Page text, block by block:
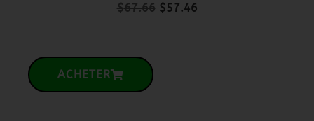
$67.66 $57.46
ACHETER